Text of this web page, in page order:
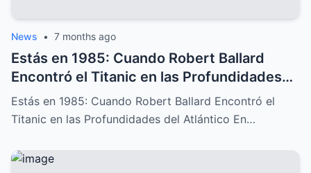
News • 7 months ago
Estás en 1985: Cuando Robert Ballard
Encontró el Titanic en las Profundidades
del Atlántico
Estás en 1985: Cuando Robert Ballard Encontró el
Titanic en las Profundidades del Atlántico En…